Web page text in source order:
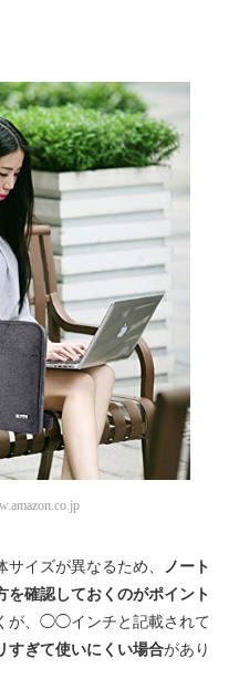
イズが異なるため、
ノート
を確認しておくのがポイント
が、◯◯インチと記載されて
すぎて使いにくい場合があり